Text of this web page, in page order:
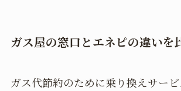
ガス屋の窓口とエネピの違いを
ガス代節約のために乗り換えサー